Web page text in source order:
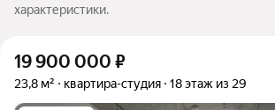
характеристики.
19 900 000 ₽
23,8 м² квартира-студия 18 этаж из 29